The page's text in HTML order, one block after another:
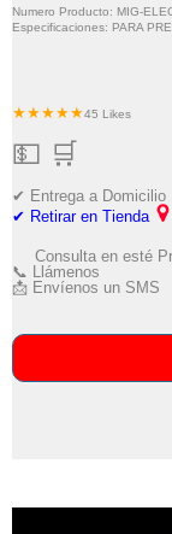
Numero Producto: MIG-
Especificaciones: PARA
★★★★★45 Likes
💵 🛒
✔ Entrega a Domicilio
✔ Retirar en Tienda
Consulta en esté
📞 Llámenos
📩 Envíenos un SMS